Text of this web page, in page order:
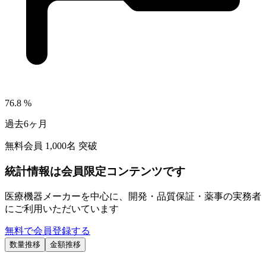
76.8 %
過去6ヶ月
無料会員 1,000名 突破
統計情報は会員限定コンテンツです
医療機器メーカーを中心に、開発・品質保証・薬事の実務者
にご利用いただいています
無料で会員登録する
数量推移 金額推移